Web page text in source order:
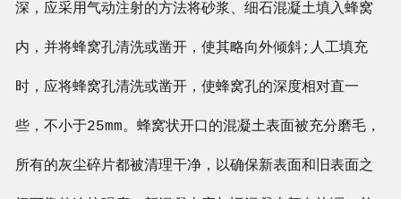
深，应采用气动注射的方法将砂浆、细石混凝土填入蜂窝
内，并将蜂窝孔清洗或凿开，使其略向外倾斜;人工填充
时，应将蜂窝孔清洗或凿开，使蜂窝孔的深度相对直一
些，不小于25mm。蜂窝状开口的混凝土表面被充分磨毛，
所有的灰尘碎片都被清理干净，以确保新表面和旧表面之